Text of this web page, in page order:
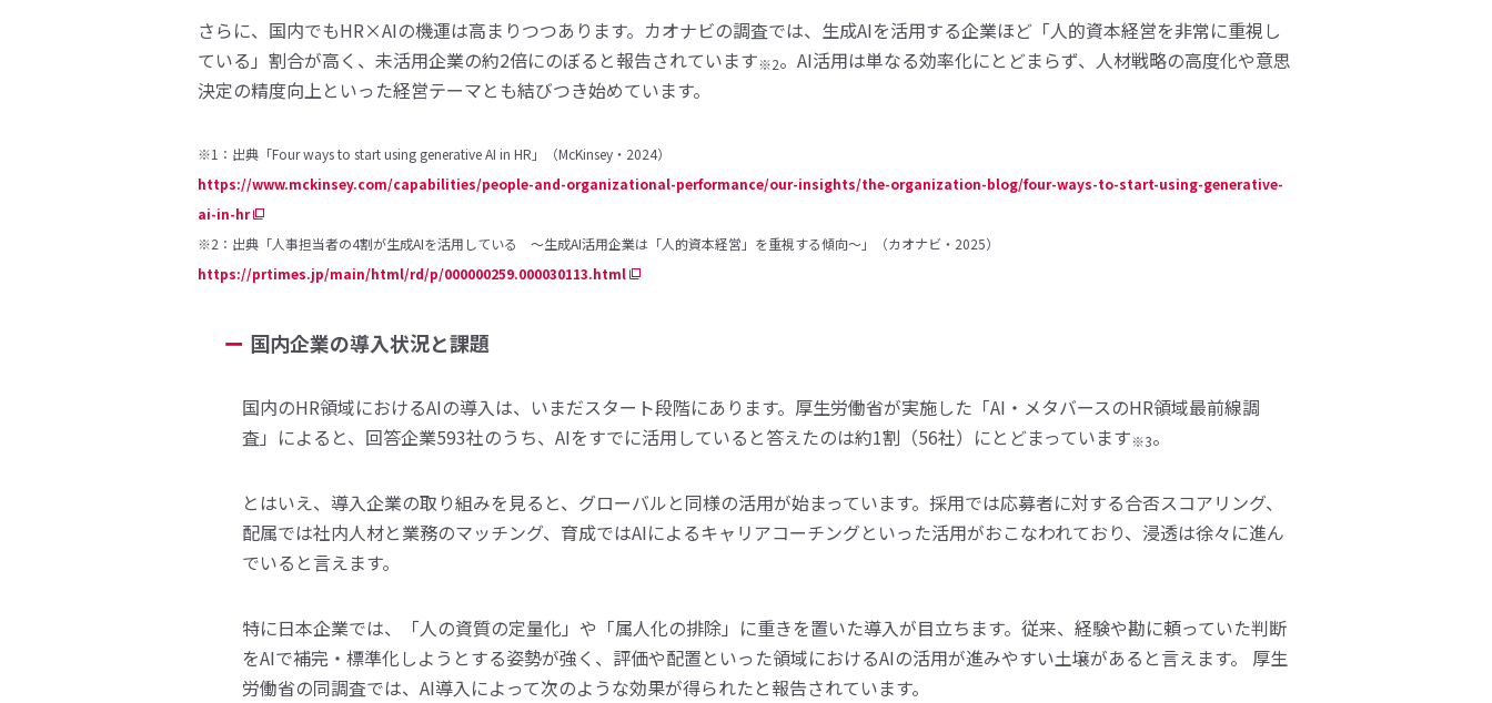
さらに、国内でもHR×AIの機運は高まりつつあります。カオナビの調査では、生成AIを活用する企業ほど「人的資本経営を非常に重視し
ている」割合が高く、未活用企業の約2倍にのぼると報告されています※2。AI活用は単なる効率化にとどまらず、人材戦略の高度化や意思
決定の精度向上といった経営テーマとも結びつき始めています。
※1：出典「Four ways to start using generative AI in HR」（McKinsey・2024）
https://www.mckinsey.com/capabilities/people-and-organizational-performance/our-insights/the-organization-blog/four-ways-to-start-using-generative-
ai-in-hr
※2：出典「人事担当者の4割が生成AIを活用している 〜生成AI活用企業は「人的資本経営」を重視する傾向〜」（カオナビ・2025）
https://prtimes.jp/main/html/rd/p/000000259.000030113.html
国内企業の導入状況と課題
国内のHR領域におけるAIの導入は、いまだスタート段階にあります。厚生労働省が実施した「AI・メタバースのHR領域最前線調
査」によると、回答企業593社のうち、AIをすでに活用していると答えたのは約1割（56社）にとどまっています※3。
とはいえ、導入企業の取り組みを見ると、グローバルと同様の活用が始まっています。採用では応募者に対する合否スコアリング、
配属では社内人材と業務のマッチング、育成ではAIによるキャリアコーチングといった活用がおこなわれており、浸透は徐々に進ん
でいると言えます。
特に日本企業では、「人の資質の定量化」や「属人化の排除」に重きを置いた導入が目立ちます。従来、経験や勘に頼っていた判断
をAIで補完・標準化しようとする姿勢が強く、評価や配置といった領域におけるAIの活用が進みやすい土壌があると言えます。 厚生
労働省の同調査では、AI導入によって次のような効果が得られたと報告されています。